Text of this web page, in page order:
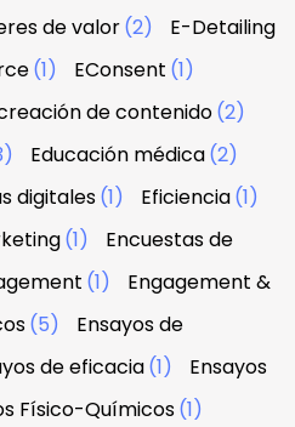
de valor(2)
E-Detailing
(1) EConsent (1)
de contenido(2)
Educación médica(2)
digitales(1) Eficiencia(1)
(1)
Encuestas de
(1)
Engagement &
(5)
Ensayos de
de eficacia(1)
Ensayos
Físico-Químicos(1)